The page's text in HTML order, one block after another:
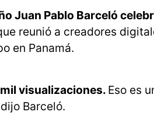
Juan Pablo Barceló
reunió a creadores
en Panamá.
visualizaciones. Eso es
Barceló.